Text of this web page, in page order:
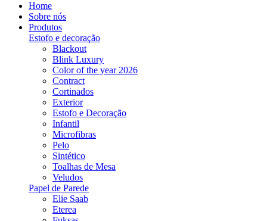
Home
Sobre nós
Produtos
Estofo e decoração
Blackout
Blink Luxury
Color of the year 2026
Contract
Cortinados
Exterior
Estofo e Decoração
Infantil
Microfibras
Pelo
Sintético
Toalhas de Mesa
Veludos
Papel de Parede
Elie Saab
Eterea